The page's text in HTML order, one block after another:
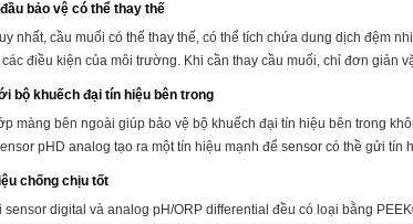
bảo vệ có thể thay thế
nhất, cầu muối có thể thay thế, có thể tích chứa dung dịch đệm
điều kiện của môi trường. Khi cần thay cầu muối, chỉ đơn giản
bộ khuếch đại tín hiệu bên trong
màng bên ngoài giúp bảo vệ bộ khuếch đại tín hiệu bên trong
pHD analog tạo ra một tín hiệu mạnh để sensor có thề gửi tín
chống chịu tốt
sensor digital và analog pH/ORP differential đều có loại bằng